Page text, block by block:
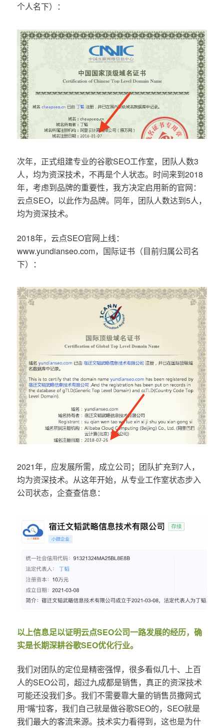
个人名下）：
次年，正式组建专业的谷歌SEO工作室，团队人数3
人，均为资深技术，不再是个人状态。时间来到2018
年，考虑到品牌的重要性，我方决定启用新的官网：
云点SEO，以此作为品牌。同年，团队人数达到5人，
均为资深技术。
2018年，云点SEO官网上线：
www.yundianseo.com，国际证书（目前归属公司名
下）：
2021年，应发展所需，成立公司；团队扩充到7人，
均为资深技术。从这年开始，从专业工作室状态步入
公司状态，企查查信息：
以上信息足以证明云点SEO公司一路发展的经历，确
实是长期深耕谷歌SEO优化行业。
我们对团队的定位是精密强悍，很多看似几十、上百
人的SEO公司，超过九成都是销售，真正的资深技术
可能还没我们多。我们不需要靠大量的销售员撒网式
用“嘴”拉客，我们自己就是做谷歌SEO的，SEO就是
我们最大的客流来源。技术实力看得到，这也是为什